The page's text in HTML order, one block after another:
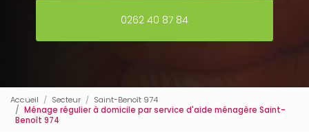
0262 40 87 84
Accueil Secteur
Saint-Benoît 974
Ménage régulier à domicile par service d'aide ménagère Saint-
Benoît 974